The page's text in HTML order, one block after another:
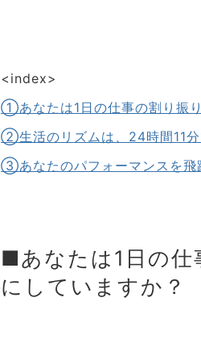
<index>
①あなたは1日の仕事の割り振
②生活のリズムは、24時間11分
③あなたのパフォーマンスを飛
■あなたは1日の仕
にしていますか？